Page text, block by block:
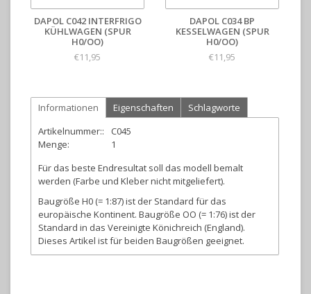
DAPOL C042 INTERFRIGO
KÜHLWAGEN (SPUR
H0/OO)
€11,95
DAPOL C034 BP
KESSELWAGEN (SPUR
H0/OO)
€11,95
Informationen Eigenschaften
Schlagworte
Artikelnummer::
C045
Menge:
1
Für das beste Endresultat soll das modell bemalt
werden (Farbe und Kleber nicht mitgeliefert).
Baugröße H0 (= 1:87) ist der Standard für das
europäische Kontinent. Baugröße OO (= 1:76) ist der
Standard in das Vereinigte Könichreich (England).
Dieses Artikel ist für beiden Baugrößen geeignet.